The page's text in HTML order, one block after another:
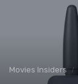
Movies Insiders